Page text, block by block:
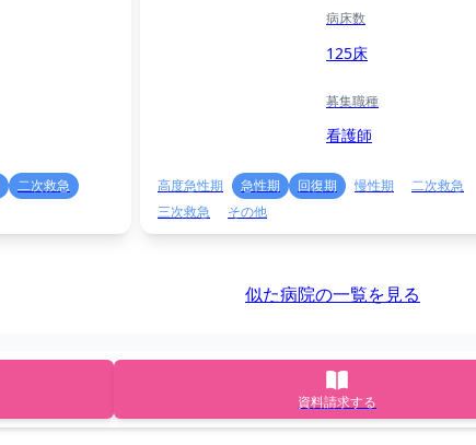
二次救急
病床数
125床
募集職種
看護師
高度急性期 急性期 回復期 慢性期
二次救急
三次救急
その他
似た病院の一覧を見る
資料請求する